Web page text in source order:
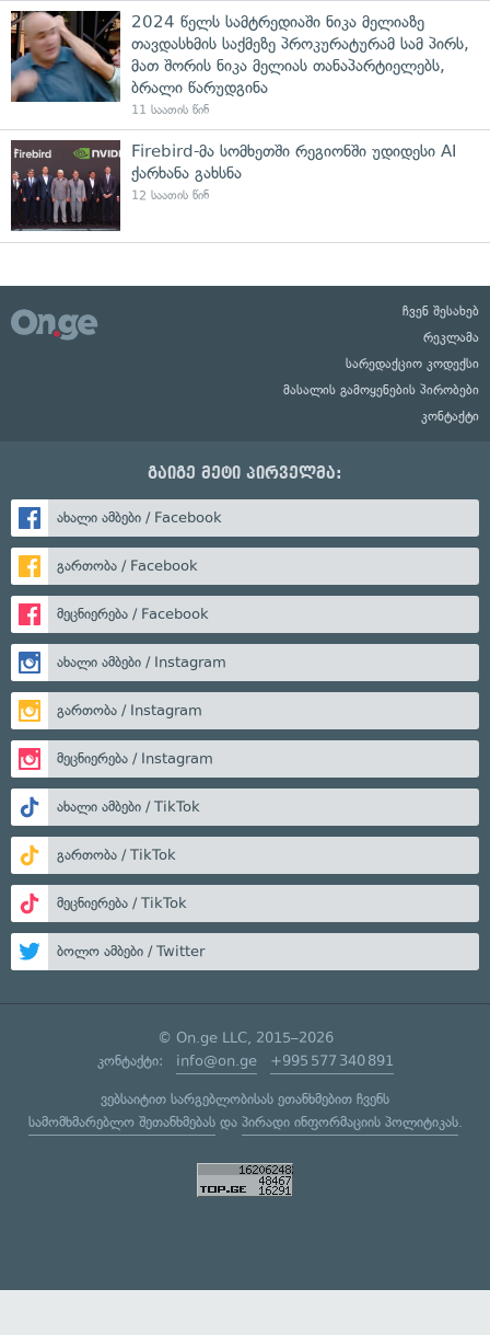
2024 წელს სამტრედიაში ნიკა მელიაზე
თავდასხმის საქმეზე პროკურატურამ სამ პირს,
მათ შორის ნიკა მელიას თანაპარტიელებს,
ბრალი წარუდგინა
11 საათის წინ
Firebird-მა სომხეთში რეგიონში უდიდესი AI
ქარხანა გახსნა
12 საათის წინ
ჩვენ შესახებ
რეკლამა
სარედაქციო კოდექსი
მასალის გამოყენების პირობები
კონტაქტი
გაიგე მეტი პირველმა:
ახალი ამბები / Facebook
გართობა / Facebook
მეცნიერება / Facebook
ახალი ამბები / Instagram
გართობა / Instagram
მეცნიერება / Instagram
ახალი ამბები / TikTok
გართობა / TikTok
მეცნიერება / TikTok
ბოლო ამბები / Twitter
© On.ge LLC, 2015–2026
კონტაქტი: info@on.ge +995 577 340 891
ვებსაიტით სარგებლობისას ეთანხმებით ჩვენს
სამომხმარებლო შეთანხმებასდა პირადი ინფორმაციის პოლიტიკას.